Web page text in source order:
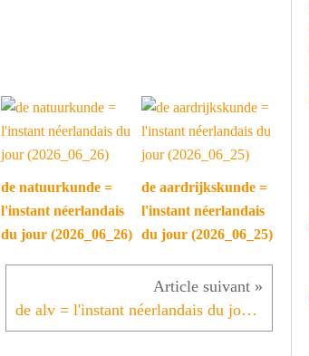
de natuurkunde =
l'instant néerlandais
du jour (2026_06_26)
de aardrijkskunde =
l'instant néerlandais
du jour (2026_06_25)
de alv = l'instant néerlandais du jour (2025_04_29)